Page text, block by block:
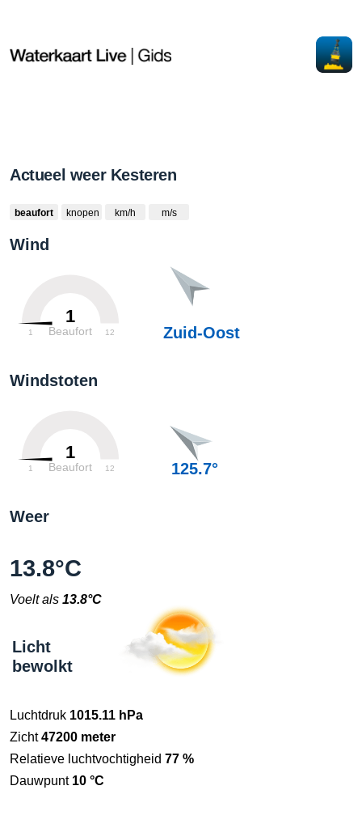
Actueel weer Kesteren
beaufort knopen km/h m/s
Wind
1
Beaufort
1 12 Zuid-Oost
Windstoten
1
Beaufort
1 12 125.7°
Weer
13.8°C
Voelt als 13.8°C
Licht
bewolkt
Luchtdruk 1015.11 hPa
Zicht47200 meter
Relatieve luchtvochtigheid 77 %
Dauwpunt 10 °C